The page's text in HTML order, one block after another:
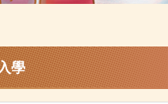
學